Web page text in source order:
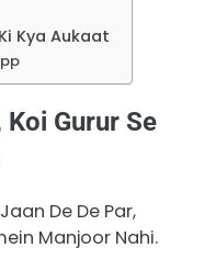
Kya Aukaat
Gurur Se
De De Par,
Manjoor Nahi.